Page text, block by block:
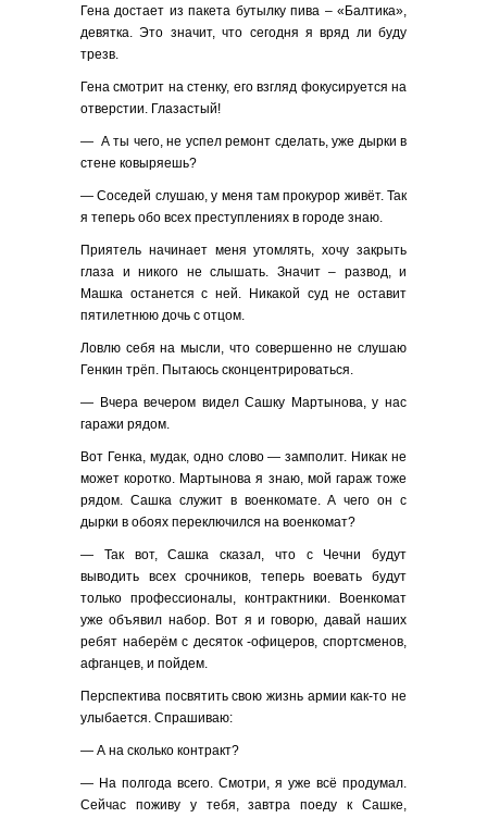
Гена достает из пакета бутылку пива – «Балтика»,
девятка. Это значит, что сегодня я вряд ли буду
трезв.
Гена смотрит на стенку, его взгляд фокусируется на
отверстии. Глазастый!
— А ты чего, не успел ремонт сделать, уже дырки в
стене ковыряешь?
— Соседей слушаю, у меня там прокурор живёт. Так
я теперь обо всех преступлениях в городе знаю.
Приятель начинает меня утомлять, хочу закрыть
глаза и никого не слышать. Значит – развод, и
Машка останется с ней. Никакой суд не оставит
пятилетнюю дочь с отцом.
Ловлю себя на мысли, что совершенно не слушаю
Генкин трёп. Пытаюсь сконцентрироваться.
— Вчера вечером видел Сашку Мартынова, у нас
гаражи рядом.
Вот Генка, мудак, одно слово — замполит. Никак не
может коротко. Мартынова я знаю, мой гараж тоже
рядом. Сашка служит в военкомате. А чего он с
дырки в обоях переключился на военкомат?
— Так вот, Сашка сказал, что с Чечни будут
выводить всех срочников, теперь воевать будут
только профессионалы, контрактники. Военкомат
уже объявил набор. Вот я и говорю, давай наших
ребят наберём с десяток -офицеров, спортсменов,
афганцев, и пойдем.
Перспектива посвятить свою жизнь армии как-то не
улыбается. Спрашиваю:
— А на сколько контракт?
— На полгода всего. Смотри, я уже всё продумал.
Сейчас поживу у тебя, завтра поеду к Сашке,